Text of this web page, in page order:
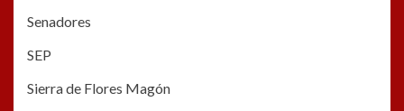
Senadores
SEP
Sierra de Flores Magón